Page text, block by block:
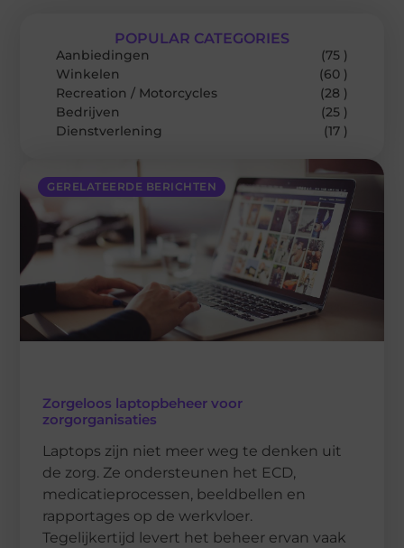
GERELATEERDE BERICHTEN
Zorgeloos laptopbeheer voor
zorgorganisaties
Laptops zijn niet meer weg te denken uit
de zorg. Ze ondersteunen het ECD,
medicatieprocessen, beeldbellen en
rapportages op de werkvloer.
Tegelijkertijd levert het beheer ervan vaak
POPULAR CATEGORIES
Aanbiedingen
(75 )
Winkelen
(60 )
Recreation / Motorcycles
(28 )
Bedrijven
(25 )
Dienstverlening
(17 )